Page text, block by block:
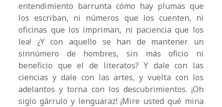
entendimiento barrunta cómo hay plumas que
los escriban, ni números que los cuenten, ni
oficinas que los impriman, ni paciencia que los
lea! ¿Y con aquello se han de mantener un
sinnúmero de hombres, sin más oficio ni
beneficio que el de literatos? Y dale con las
ciencias y dale con las artes, y vuelta con los
adelantos y torna con los descubrimientos. ¡Oh
siglo gárrulo y lenguaraz! ¡Mire usted qué mina